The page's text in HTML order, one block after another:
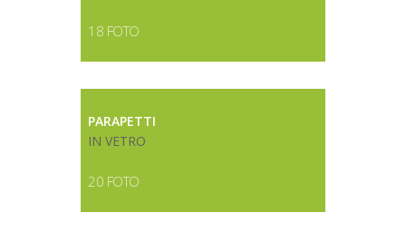
18 FOTO
PARAPETTI
IN VETRO
20 FOTO